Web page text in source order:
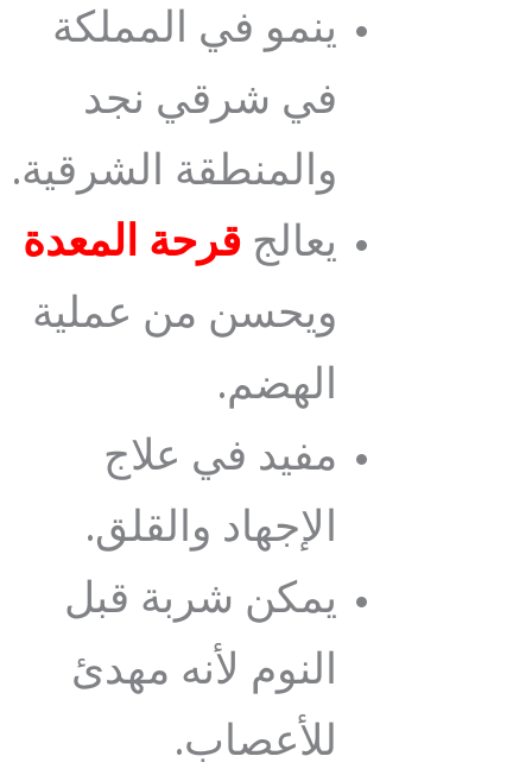
ينمو في المملكة
في شرقي نجد
والمنطقة الشرقية.
يعالج قرحة المعدة
ويحسن من عملية
الهضم.
مفيد في علاج
الإجهاد والقلق.
يمكن شربة قبل
النوم لأنه مهدئ
للأعصاب.